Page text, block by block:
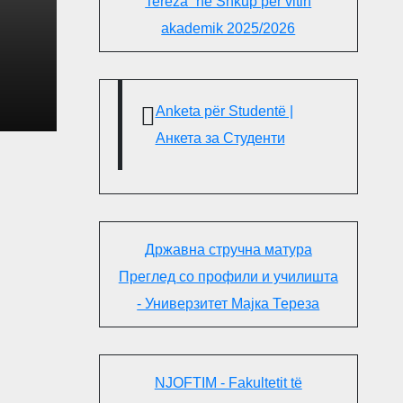
akademik 2025/2026
Anketa për Studentë |
Анкета за Студенти
Државна стручна матура
Преглед со профили и училишта
- Универзитет Мајка Тереза
NJOFTIM - Fakultetit të